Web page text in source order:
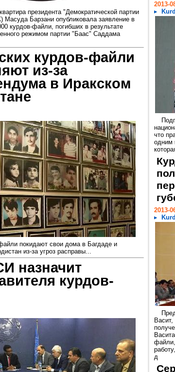
президента "Демократической партии
Масуда Барзани опубликовала заявление в
курдов-файли, погибших в результате
режимом партии "Баас" Саддама
курдов-файли
из-за
в Иракском
покидают свои дома в Багдаде и
из-за угроз расправы...
назначит
курдов-
2013-
что
одним
2013-
д